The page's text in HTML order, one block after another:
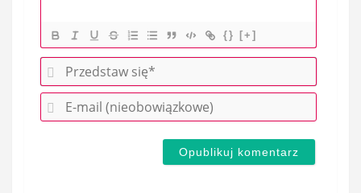
{} [+]
P
r
e
E
-